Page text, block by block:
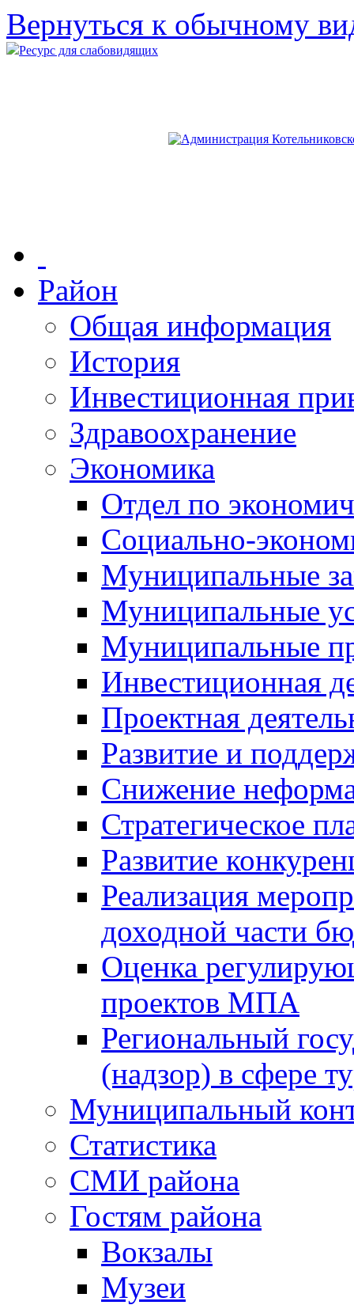
Вернуться к обычному
Ресурс для слабовидящих
Район
Общая информация
История
Инвестиционная
Здравоохранение
Экономика
Отдел по
Социально-
Муниципальные
Муниципальные
Муниципальные
Инвестиционная
Проектная
Развитие и
Снижение
Стратегическое
Развитие
Реализация
доходной части
Оценка
проектов МПА
Региональный
(надзор) в сфере
Муниципальный
Статистика
СМИ района
Гостям района
Вокзалы
Музеи